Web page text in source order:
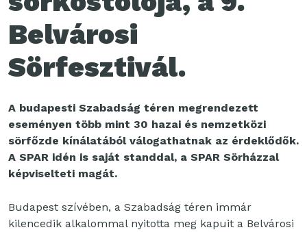
Belvárosi
Sörfesztivál.
A budapesti Szabadság téren megrendezett
eseményen több mint 30 hazai és nemzetközi
sörfőzde kínálatából válogathatnak az érdeklődők.
A SPAR idén is saját standdal, a SPAR Sörházzal
képviselteti magát.
Budapest szívében, a Szabadság téren immár
kilencedik alkalommal nyitotta meg kapuit a Belvárosi